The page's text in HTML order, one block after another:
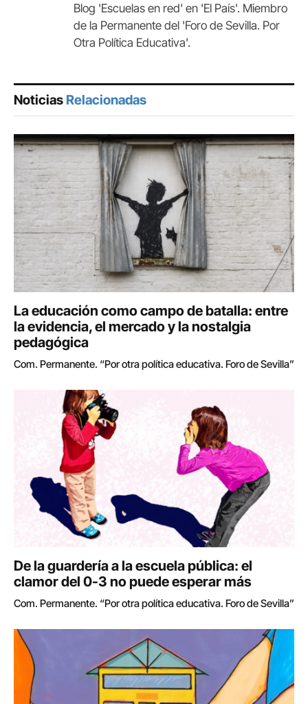
Blog 'Escuelas en red' en 'El País'. Miembro
de la Permanente del 'Foro de Sevilla. Por
Otra Política Educativa'.
Noticias Relacionadas
La educación como campo de batalla: entre
la evidencia, el mercado y la nostalgia
pedagógica
Com. Permanente. “Por otra política educativa. Foro de Sevilla”
De la guardería a la escuela pública: el
clamor del 0-3 no puede esperar más
Com. Permanente. “Por otra política educativa. Foro de Sevilla”